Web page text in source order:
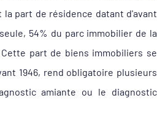
part de résidence datant d'avant
54% du parc immobilier de la
Cette part de biens immobiliers se
1946, rend obligatoire plusieurs
amiante ou le diagnostic